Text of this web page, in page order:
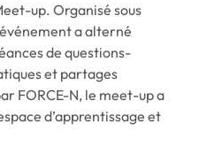
up. Organisé sous
a alterné
de questions-
et partages
FORCE-N, le meet-up a
d’apprentissage et